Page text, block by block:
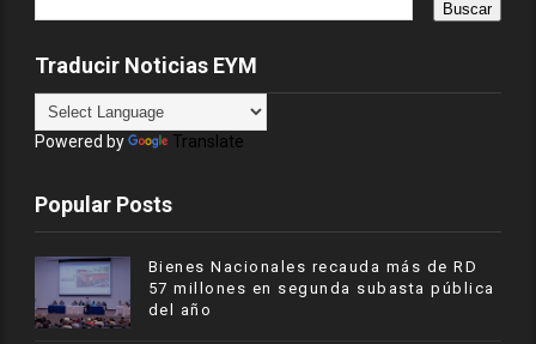
Traducir Noticias EYM
Powered by Translate
Popular Posts
Bienes Nacionales recauda más de RD
57 millones en segunda subasta pública
del año